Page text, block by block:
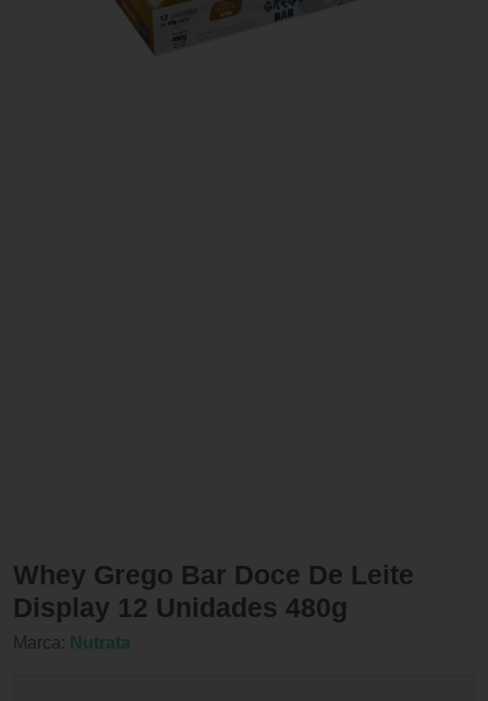
Whey Grego Bar Doce De Leite
Display 12 Unidades 480g
Marca: Nutrata